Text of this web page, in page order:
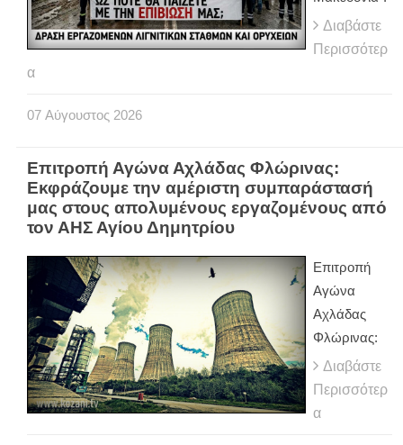
Διαβάστε
Περισσότερ
α
07 Αύγουστος 2026
Επιτροπή Αγώνα Αχλάδας Φλώρινας:
Εκφράζουμε την αμέριστη συμπαράστασή
μας στους απολυμένους εργαζομένους από
τον ΑΗΣ Αγίου Δημητρίου
Επιτροπή
Αγώνα
Αχλάδας
Φλώρινας:
Διαβάστε
Περισσότερ
α